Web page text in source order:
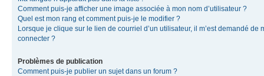
Comment puis-je afficher une image associée à mon nom d’utilisateur ?
Quel est mon rang et comment puis-je le modifier ?
Lorsque je clique sur le lien de courriel d’un utilisateur, il m’est demandé de
connecter ?
Problèmes de publication
Comment puis-je publier un sujet dans un forum ?